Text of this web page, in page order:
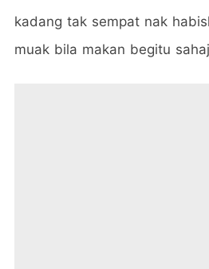
kadang tak sempat nak
muak bila makan begitu